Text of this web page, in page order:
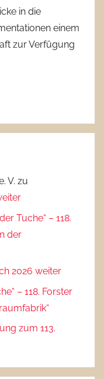
in die
einem
zur Verfügung
V. zu
Tuche“ – 118.
der
2026 weiter
– 118. Forster
zum 113.